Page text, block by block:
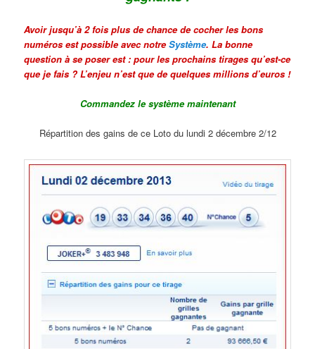
Avoir jusqu’à 2 fois plus de chance de cocher les bons
numéros est possible avec notreSystème. La bonne
question à se poser est : pour les prochains tirages qu’est-ce
que je fais ? L’enjeu n’est que de quelques millions d’euros !
Commandez le système maintenant
Répartition des gains de ce Loto du lundi 2 décembre 2/12